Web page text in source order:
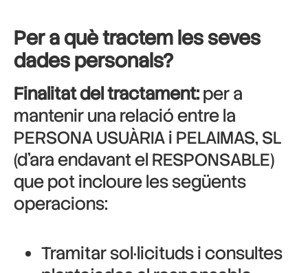
Per a què tractem les seves
dades personals?
Finalitat del tractament:per a
mantenir una relació entre la
PERSONA USUÀRIA i PELAIMAS, SL
(d’ara endavant el RESPONSABLE)
que pot incloure les següents
operacions:
Tramitar sol·licituds i consultes